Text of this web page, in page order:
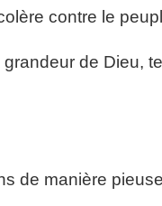
contre le
de Dieu,
de manière